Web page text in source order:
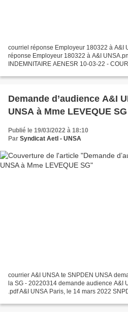
courriel réponse Employeur 180322 à A&I
réponse Employeur 180322 à A&I
INDEMNITAIRE AENESR 10-03-22 - COURRIER A&I
Demande d’audience A&I
UNSA à Mme LEVEQUE SG
Publié le 19/03/2022 à 18:10
Par Syndicat AetI - UNSA
courrier A&I UNSA te SNPDEN UNSA
la SG - 20220314 demande audience A&I
.pdf A&I UNSA Paris, le 14 mars 2022